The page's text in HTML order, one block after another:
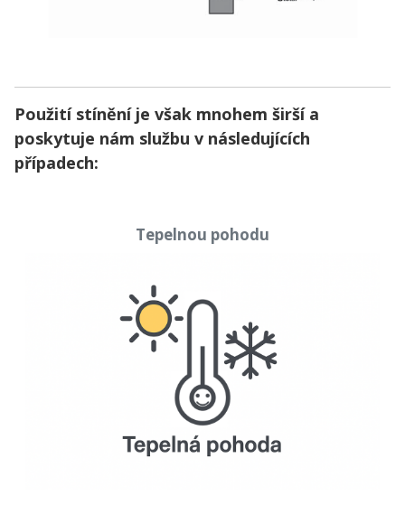
Použití stínění je však mnohem širší a
poskytuje nám službu v následujících
případech:
Tepelnou pohodu